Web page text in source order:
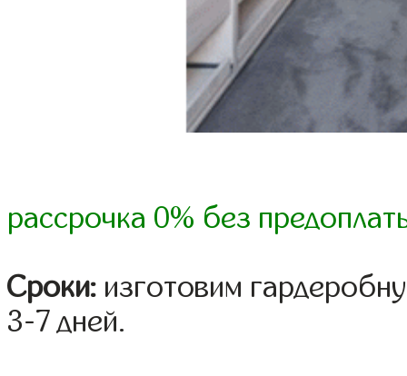
рассрочка 0% без
Сроки: изготовим
3-7 дней.